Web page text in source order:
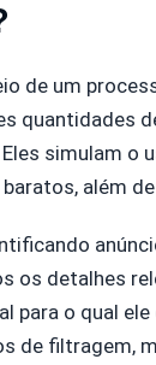
de um
quantidades
simulam o
além
os detalhes
para o qual
de filtragem,